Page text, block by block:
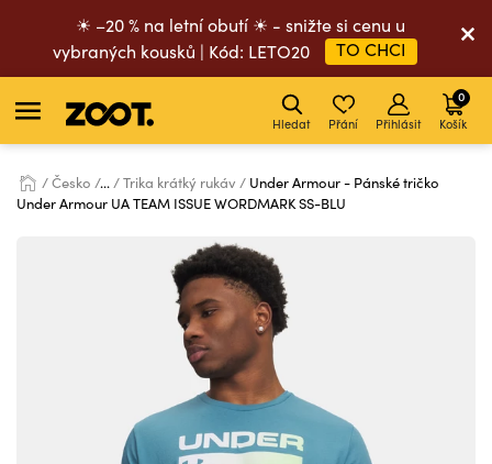
☀ –20 % na letní obutí ☀ - snižte si cenu u
vybraných kousků | Kód: LETO20
TO CHCI
Hledat Přání Přihlásit Košík
0
Česko ... Trika krátký rukáv
Under Armour - Pánské tričko
Under Armour UA TEAM ISSUE WORDMARK SS-BLU